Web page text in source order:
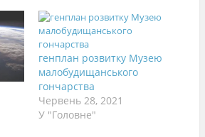
генплан розвитку Музею
малобудищанського
гончарства
Червень 28, 2021
У "Головне"